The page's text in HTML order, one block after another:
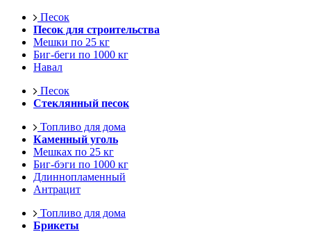
Песок
Песок для строительства
Мешки по 25 кг
Биг-беги по 1000 кг
Навал
Песок
Стеклянный песок
Топливо для дома
Каменный уголь
Мешках по 25 кг
Биг-бэги по 1000 кг
Длиннопламенный
Антрацит
Топливо для дома
Брикеты